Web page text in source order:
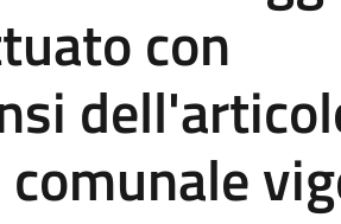
con